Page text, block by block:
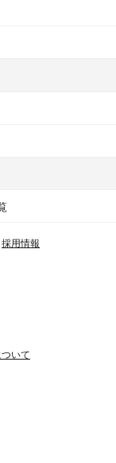
採用情報
いて